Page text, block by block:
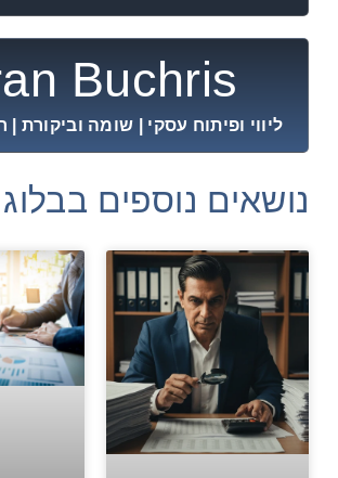
Buchris
ליווי ופיתוח עסקי | שומה וביקורת |
נושאים נוספים